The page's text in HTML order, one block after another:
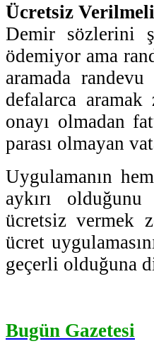
Ücretsiz Verilmeli
Demir sözlerini
ödemiyor ama
aramada
defalarca
onayı olmadan
parası olmayan
Uygulamanın
aykırı
ücretsiz vermek
ücret
geçerli olduğuna
Bugün Gazetesi